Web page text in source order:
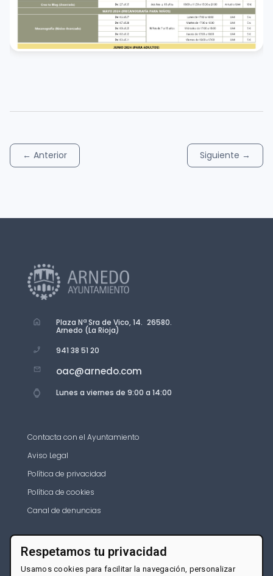
← Anterior Siguiente →
Plaza Nª Sra de Vico, 14. 26580.
Arnedo (La Rioja)
941 38 51 20
oac@arnedo.com
Lunes a viernes de 9:00 a 14:00
Contacta con el Ayuntamiento
Aviso Legal
Política de privacidad
Política de cookies
Canal de denuncias
Respetamos tu privacidad
Usamos cookies para facilitar la navegación, personalizar